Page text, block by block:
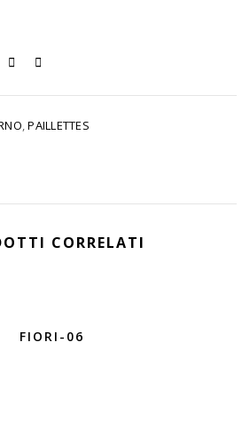
,PAILLETTES
CORRELATI
FIORI-06